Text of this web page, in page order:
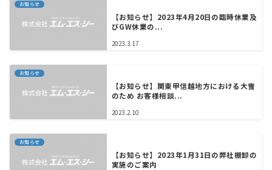
お知らせ
【お知らせ】2023年4月20日の臨時休業及
びGW休業の...
2023.3.17
お知らせ
【お知らせ】関東甲信越地方における大雪
のため お客様相談...
2023.2.10
お知らせ
【お知らせ】2023年1月31日の弊社棚卸の
実施のご案内